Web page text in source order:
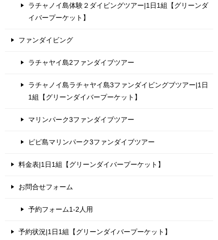
ラチャノイ島体験２ダイビングツアー|1日1組【グリーンダ
イバープーケット】
ファンダイビング
ラチャヤイ島2ファンダイブツアー
ラチャノイ島ラチャヤイ島3ファンダイビングブツアー|1日
1組【グリーンダイバープーケット】
マリンパーク3ファンダイブツアー
ピピ島マリンパーク3ファンダイブツアー
料金表|1日1組【グリーンダイバープーケット】
お問合せフォーム
予約フォーム1-2人用
予約状況|1日1組【グリーンダイバープーケット】